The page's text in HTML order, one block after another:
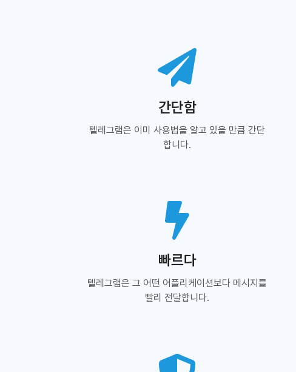
간단함
텔레그램은 이미 사용법을 알고 있을 만큼 간단
합니다.
빠르다
텔레그램은 그 어떤 어플리케이션보다 메시지를
빨리 전달합니다.